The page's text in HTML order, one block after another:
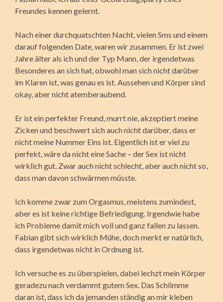
Freundes kennen gelernt.
Nach einer durchquatschten Nacht, vielen Sms und einem
darauf folgenden Date, waren wir zusammen. Er ist zwei
Jahre älter als ich und der Typ Mann, der irgendetwas
Besonderes an sich hat, obwohl man sich nicht darüber
im Klaren ist, was genau es ist. Aussehen und Körper sind
okay, aber nicht atemberaubend.
Er ist ein perfekter Freund, murrt nie, akzeptiert meine
Zicken und beschwert sich auch nicht darüber, dass er
nicht meine Nummer Eins ist. Eigentlich ist er viel zu
perfekt, wäre da nicht eine Sache – der Sex ist nicht
wirklich gut. Zwar auch nicht schlecht, aber auch nicht so,
dass man davon schwärmen müsste.
Ich komme zwar zum Orgasmus, meistens zumindest,
aber es ist keine richtige Befriedigung. Irgendwie habe
ich Probleme damit mich voll und ganz fallen zu lassen.
Fabian gibt sich wirklich Mühe, doch merkt er natürlich,
dass irgendetwas nicht in Ordnung ist.
Ich versuche es zu überspielen, dabei lechzt mein Körper
geradezu nach verdammt gutem Sex. Das Schlimme
daran ist, dass ich da jemanden ständig an mir kleben